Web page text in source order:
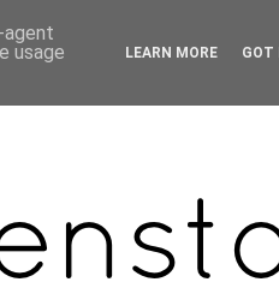
agent
usage
LEARN MORE GOT